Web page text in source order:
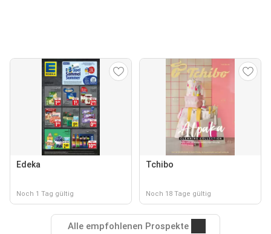
Edeka
Noch 1 Tag gültig
Tchibo
Noch 18 Tage gültig
Alle empfohlenen Prospekte